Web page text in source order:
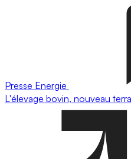
Presse Energie
L'élevage bovin, nouveau